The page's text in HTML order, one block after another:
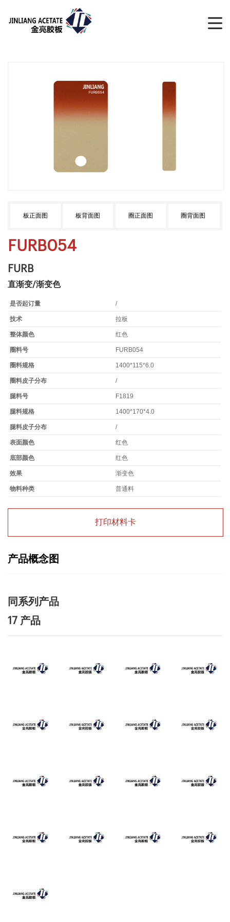
板正面图 板背面图 圈正面图 圈背面图
FURB054
FURB
直渐变/渐变色
是否起订量 /
技术 拉板
整体颜色 红色
圈料号 FURB054
圈料规格 1400*115*6.0
圈料皮子分布 /
腿料号 F1819
腿料规格 1400*170*4.0
腿料皮子分布 /
表面颜色 红色
底部颜色 红色
效果 渐变色
物料种类 普通料
打印材料卡
产品概念图
同系列产品
17 产品